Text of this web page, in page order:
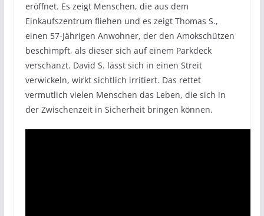
eröffnet. Es zeigt Menschen, die aus dem
Einkaufszentrum fliehen und es zeigt Thomas S.,
einen 57-Jährigen Anwohner, der den Amokschützen
beschimpft, als dieser sich auf einem Parkdeck
verschanzt. David S. lässt sich in einen Streit
verwickeln, wirkt sichtlich irritiert. Das rettet
vermutlich vielen Menschen das Leben, die sich in
der Zwischenzeit in Sicherheit bringen können.